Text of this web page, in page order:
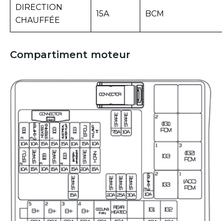
DIRECTION
CHAUFFÉE
15A BCM
Compartiment moteur